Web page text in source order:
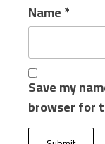
Name*
Save my
browser for